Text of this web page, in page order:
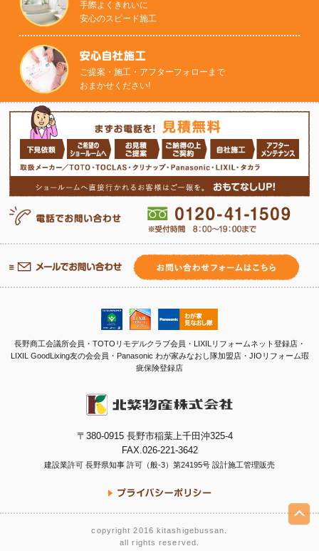
手際よくきれいに
安心のスピード施工
ご提案・施工・アフターフォローまで
おまかせください!
長野商工会議所会員・TOTOリモデルクラブ会員・LIXILリフォームネット登録店・
LIXIL GoodLixing友の会会員・ Panasonic わが家みなおし隊加盟店・ JIOリフォーム瑕
疵保険登録店
〒380-0915 長野市稲葉上千田沖325-4
FAX.026-221-3642
建設業許可 長野県知事 許可（般-3）第24195号 設計施工管理販売
copyright 2016 kitashigebussan.
all rights reserved.